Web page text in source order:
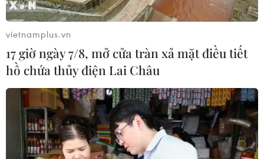
vietnamplus.vn
17 giờ ngày 7/8, mở cửa tràn xả mặt điều tiết
hồ chứa thủy điện Lai Châu